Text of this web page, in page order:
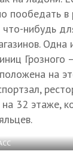
пообедать в
нибудь
Одна
Грозного
на
32 этаже,